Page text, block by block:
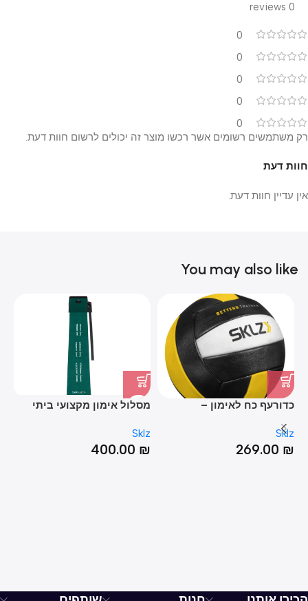
0 reviews
0
0
0
0
0
חוות דעת
אין עדיין חוות דעת.
רק משתמשים רשומים אשר רכשו מוצר זה יכולים לרשום חוות דעת.
You may also like
כדורעף כח לאימון –
Sklz
269.00 ₪
מסלול אימון מקצועי ביתי
Sklz
400.00 ₪